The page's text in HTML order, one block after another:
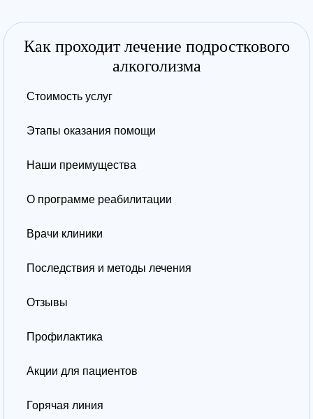
Как проходит лечение подросткового
алкоголизма
Стоимость услуг
Этапы оказания помощи
Наши преимущества
О программе реабилитации
Врачи клиники
Последствия и методы лечения
Отзывы
Профилактика
Акции для пациентов
Горячая линия